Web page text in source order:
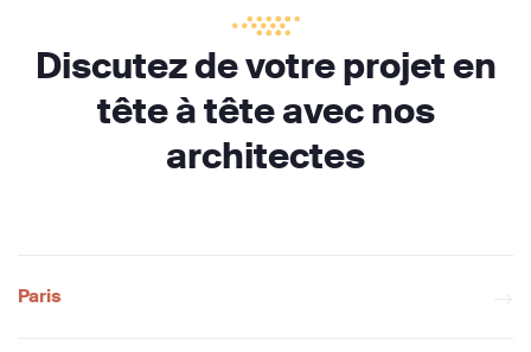
Discutez de votre projet en
tête à tête avec nos
architectes
Paris